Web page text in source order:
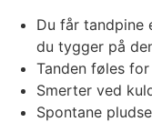
Du får tandpine
du tygger på
Tanden føles for
Smerter ved
Spontane